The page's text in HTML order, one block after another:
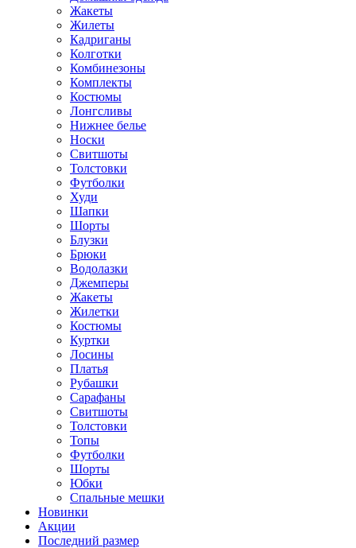
Жакеты
Жилеты
Кадриганы
Колготки
Комбинезоны
Комплекты
Костюмы
Лонгсливы
Нижнее белье
Носки
Свитшоты
Толстовки
Футболки
Худи
Шапки
Шорты
Блузки
Брюки
Водолазки
Джемперы
Жакеты
Жилетки
Костюмы
Куртки
Лосины
Платья
Рубашки
Сарафаны
Свитшоты
Толстовки
Топы
Футболки
Шорты
Юбки
Спальные мешки
Новинки
Акции
Последний размер